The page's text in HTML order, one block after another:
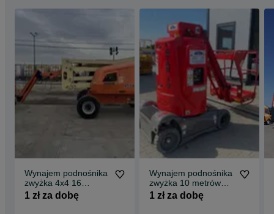
Wynajem podnośnika
zwyżka 4x4 16
metrów HAULOTTE
1 zł za dobę
Wynajem podnośnika
zwyżka 10 metrów
HAULOTTE JLG
GENIE MANITOU
1 zł za dobę